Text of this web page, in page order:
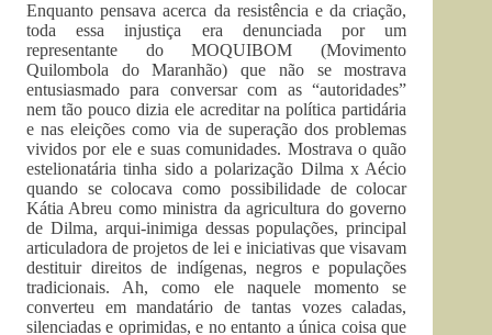
Enquanto pensava acerca da resistência e da criação,
toda essa injustiça era denunciada por um
representante do MOQUIBOM (Movimento
Quilombola do Maranhão) que não se mostrava
entusiasmado para conversar com as “autoridades”
nem tão pouco dizia ele acreditar na política partidária
e nas eleições como via de superação dos problemas
vividos por ele e suas comunidades. Mostrava o quão
estelionatária tinha sido a polarização Dilma x Aécio
quando se colocava como possibilidade de colocar
Kátia Abreu como ministra da agricultura do governo
de Dilma, arqui-inimiga dessas populações, principal
articuladora de projetos de lei e iniciativas que visavam
destituir direitos de indígenas, negros e populações
tradicionais. Ah, como ele naquele momento se
converteu em mandatário de tantas vozes caladas,
silenciadas e oprimidas, e no entanto a única coisa que